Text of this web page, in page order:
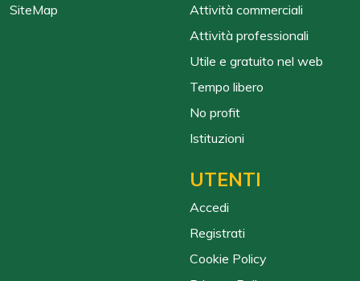
SiteMap
Attività commerciali
Attività professionali
Utile e gratuito nel web
Tempo libero
No profit
Istituzioni
UTENTI
Accedi
Registrati
Cookie Policy